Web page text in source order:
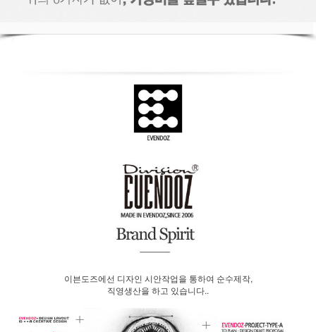
이븐도즈에선 디자인 시안작업을 통하여 순수제작,
직영생산을 하고 있습니다..